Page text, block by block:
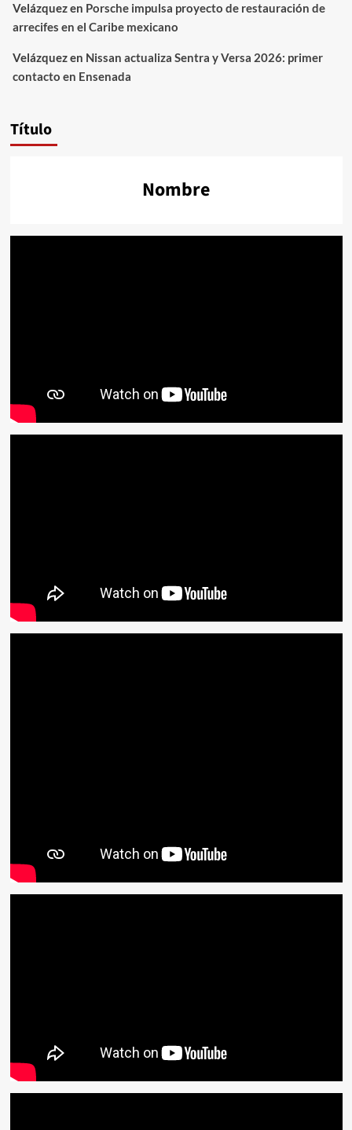
Velázquezen Porsche impulsa proyecto de restauración de
arrecifes en el Caribe mexicano
Velázquezen Nissan actualiza Sentra y Versa 2026: primer
contacto en Ensenada
Título
Nombre